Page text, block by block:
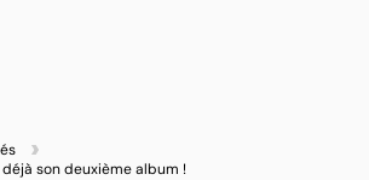
son deuxième album !